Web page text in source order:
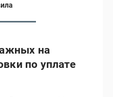
на
по уплате